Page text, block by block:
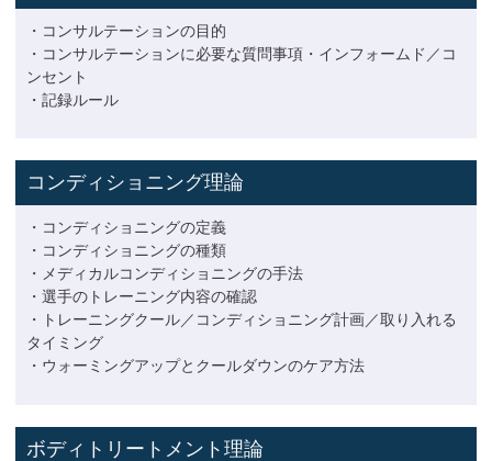
・コンサルテーションの目的
・コンサルテーションに必要な質問事項・インフォームド／コ
ンセント
・記録ルール
コンディショニング理論
・コンディショニングの定義
・コンディショニングの種類
・メディカルコンディショニングの手法
・選手のトレーニング内容の確認
・トレーニングクール／コンディショニング計画／取り入れる
タイミング
・ウォーミングアップとクールダウンのケア方法
ボディトリートメント理論